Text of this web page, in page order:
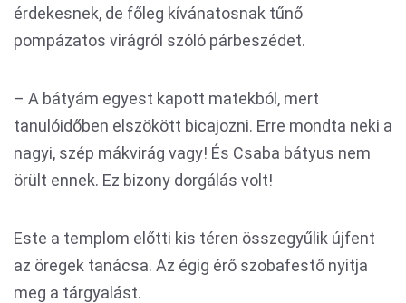
érdekesnek, de főleg kívánatosnak tűnő
pompázatos virágról szóló párbeszédet.
– A bátyám egyest kapott matekból, mert
tanulóidőben elszökött bicajozni. Erre mondta neki a
nagyi, szép mákvirág vagy! És Csaba bátyus nem
örült ennek. Ez bizony dorgálás volt!
Este a templom előtti kis téren összegyűlik újfent
az öregek tanácsa. Az égig érő szobafestő nyitja
meg a tárgyalást.